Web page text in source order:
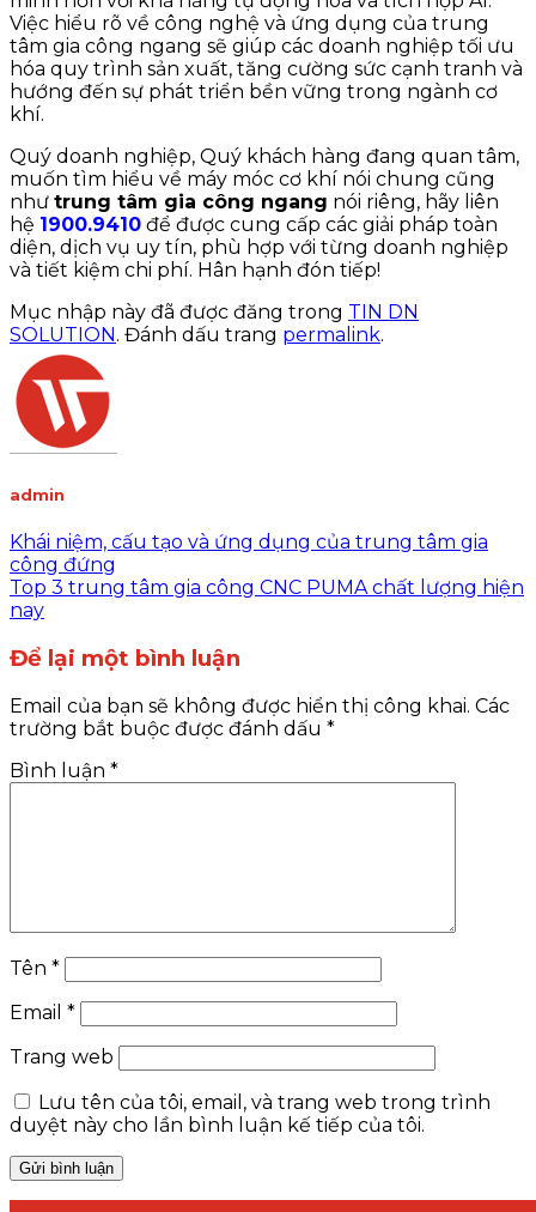
Việc hiểu rõ về công nghệ và ứng dụng của trung
tâm gia công ngang sẽ giúp các doanh nghiệp tối ưu
hóa quy trình sản xuất, tăng cường sức cạnh tranh và
hướng đến sự phát triển bền vững trong ngành cơ
khí.
Quý doanh nghiệp, Quý khách hàng đang quan tâm,
muốn tìm hiểu về máy móc cơ khí nói chung cũng
như trung tâm gia công ngang nói riêng, hãy liên
hệ 1900.9410 để được cung cấp các giải pháp toàn
diện, dịch vụ uy tín, phù hợp với từng doanh nghiệp
và tiết kiệm chi phí. Hân hạnh đón tiếp!
Mục nhập này đã được đăng trong TIN DN
SOLUTION. Đánh dấu trang permalink.
admin
Khái niệm, cấu tạo và ứng dụng của trung tâm gia
công đứng
Top 3 trung tâm gia công CNC PUMA chất lượng hiện
nay
Để lại một bình luận
Email của bạn sẽ không được hiển thị công khai. Các
trường bắt buộc được đánh dấu *
Bình luận *
Tên *
Email *
Trang web
Lưu tên của tôi, email, và trang web trong trình
duyệt này cho lần bình luận kế tiếp của tôi.